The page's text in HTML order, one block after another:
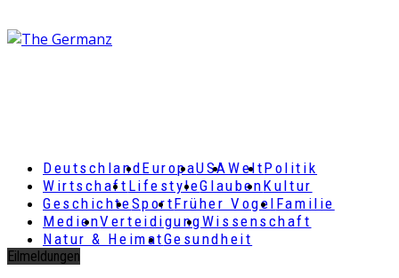
DeutschlandEuropaUSAWeltPolitik
Wirtschaft LifestyleGlaubenKultur
GeschichteSportFrüher Vogel Familie
MedienVerteidigungWissenschaft
Natur & HeimatGesundheit
Eilmeldungen